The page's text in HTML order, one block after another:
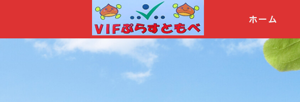
ホーム